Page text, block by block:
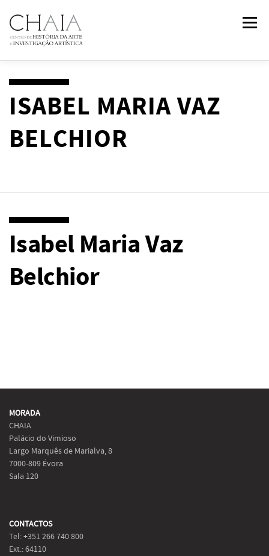
para
conteúdo
Menu
PUBLICAÇÕES NOTÍCIAS
ISABEL MARIA VAZ
BELCHIOR
Isabel Maria Vaz
Belchior
MORADA
CHAIA
Palácio do Vimioso
Largo Marquês de Marialva, 8
7000-809 Évora
Sala 120
CONTACTOS
Tel: +351 266 740 800
Ext.: 64110